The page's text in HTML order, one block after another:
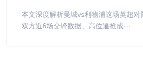
本文深度解析曼城vs利物浦这场英超
双方近6场交锋数据、高位逼抢成···